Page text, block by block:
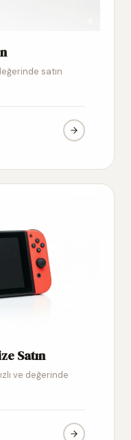
satın
Satın
ve değerinde